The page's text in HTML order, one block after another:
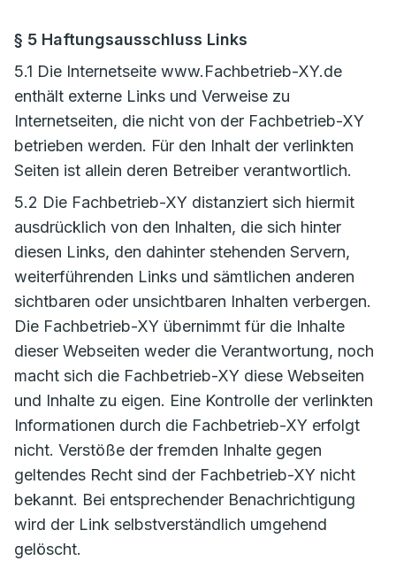
§ 5 Haftungsausschluss Links
5.1 Die Internetseite www.Fachbetrieb-XY.de
enthält externe Links und Verweise zu
Internetseiten, die nicht von der Fachbetrieb-XY
betrieben werden. Für den Inhalt der verlinkten
Seiten ist allein deren Betreiber verantwortlich.
5.2 Die Fachbetrieb-XY distanziert sich hiermit
ausdrücklich von den Inhalten, die sich hinter
diesen Links, den dahinter stehenden Servern,
weiterführenden Links und sämtlichen anderen
sichtbaren oder unsichtbaren Inhalten verbergen.
Die Fachbetrieb-XY übernimmt für die Inhalte
dieser Webseiten weder die Verantwortung, noch
macht sich die Fachbetrieb-XY diese Webseiten
und Inhalte zu eigen. Eine Kontrolle der verlinkten
Informationen durch die Fachbetrieb-XY erfolgt
nicht. Verstöße der fremden Inhalte gegen
geltendes Recht sind der Fachbetrieb-XY nicht
bekannt. Bei entsprechender Benachrichtigung
wird der Link selbstverständlich umgehend
gelöscht.